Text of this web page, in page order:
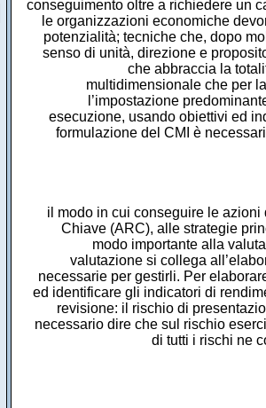
conseguimento oltre a richiedere un
le organizzazioni economiche
potenzialità; tecniche che, dopo
senso di unità, direzione e
che abbraccia la
multidimensionale che per
l’impostazione
esecuzione, usando obiettivi ed
formulazione del CMI è
il modo in cui conseguire le
Chiave (ARC), alle strategie
modo importante alla
valutazione si collega
necessarie per gestirli. Per
ed identificare gli indicatori di
revisione: il rischio di
necessario dire che sul rischio
di tutti i rischi ne